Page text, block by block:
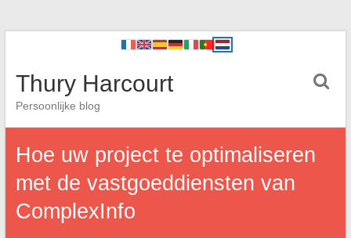
Thury Harcourt
Persoonlijke blog
Hoe uw project te optimaliseren
met de vastgoeddiensten van
ComplexInfo